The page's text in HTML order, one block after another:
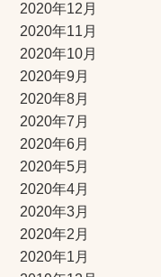
2020年12月
2020年11月
2020年10月
2020年9月
2020年8月
2020年7月
2020年6月
2020年5月
2020年4月
2020年3月
2020年2月
2020年1月